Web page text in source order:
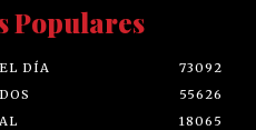
Populares
DÍA
73092
55626
18065